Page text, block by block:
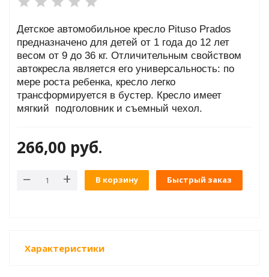
Детское автомобильное кресло Pituso Prados
предназначено для детей от 1 года до 12 лет
весом от 9 до 36 кг. Отличительным свойством
автокресла является его универсальность: по
мере роста ребенка, кресло легко
трансформируется в бустер. Кресло имеет
мягкий подголовник и съемный чехол.
266,00 руб.
В корзину Быстрый заказ
Характеристики